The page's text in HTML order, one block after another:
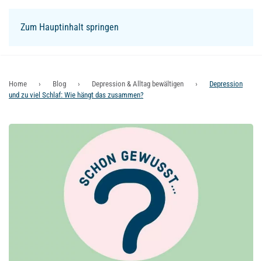
Zum Hauptinhalt springen
Home Blog Depression & Alltag bewältigen
Depression
und zu viel Schlaf: Wie hängt das zusammen?